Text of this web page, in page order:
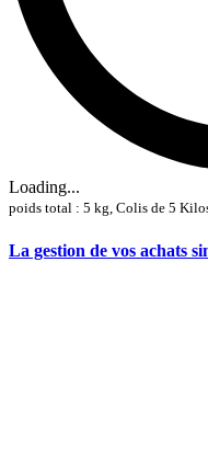
Loading...
poids total : 5 kg, Colis de 5
La gestion de vos achats